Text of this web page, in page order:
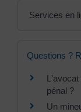
Services en
Questions ?
L'avocat
pénal ?
Un